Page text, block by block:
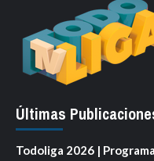
Últimas
Todoliga 2026 |